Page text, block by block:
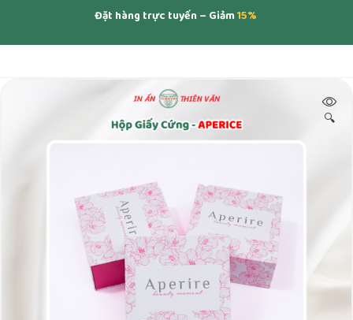
Đặt hàng trực tuyến – Giảm15%
🔍